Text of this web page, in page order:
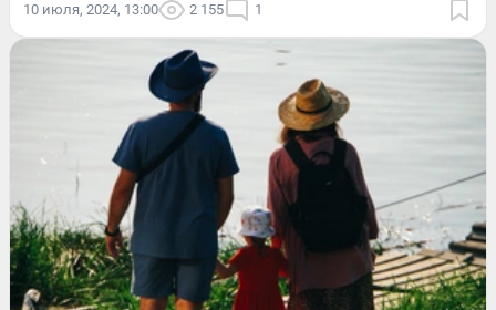
10 июля, 2024, 13:00 2 155 1